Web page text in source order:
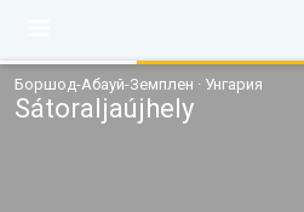
Боршод-Абауй-Земплен · Унгария
Sátoraljaújhely